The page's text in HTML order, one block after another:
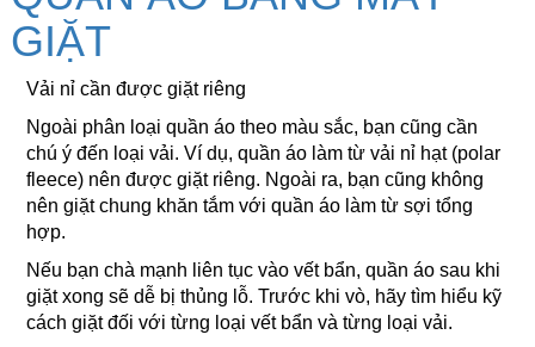
HẤP ÁO DA, ÁO KHOÁC
HẤP ÁO CƯỚI
HẤP ÁO DÀI
HẤP TÚI XÁCH
HẤP GIÀY DÉP
LIÊN HỆ
GIẶT
Vải nỉ cần được giặt riêng
Ngoài phân loại quần áo theo màu sắc, bạn cũng cần
chú ý đến loại vải. Ví dụ, quần áo làm từ vải nỉ hạt (polar
fleece) nên được giặt riêng. Ngoài ra, bạn cũng không
nên giặt chung khăn tắm với quần áo làm từ sợi tổng
hợp.
Nếu bạn chà mạnh liên tục vào vết bẩn, quần áo sau khi
giặt xong sẽ dễ bị thủng lỗ. Trước khi vò, hãy tìm hiểu kỹ
cách giặt đối với từng loại vết bẩn và từng loại vải.